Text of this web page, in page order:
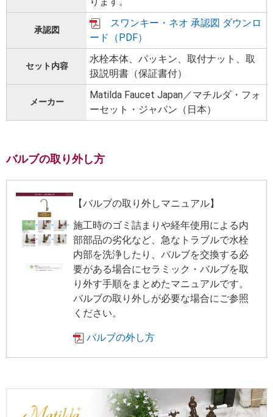
承認図
スワンキー・ネオ 承認図 ダウンロ
ード（PDF）
セット内容
水栓本体、パッキン、取付ナット、取
扱説明書（保証書付）
メーカー
Matilda Faucet Japan／マチルダ・フォ
ーセット・ジャパン（日本）
バルブの取り外し方
【バルブの取り外しマニュアル】
施工時のゴミ詰まりや経年使用による内
部部品の劣化など、急なトラブルで水栓
内部を洗浄したり、バルブを交換する必
要がある場合にセラミック・バルブを取
り外す手順をまとめたマニュアルです。
バルブの取り外しが必要な場合にご参照
ください。
バルブの外し方